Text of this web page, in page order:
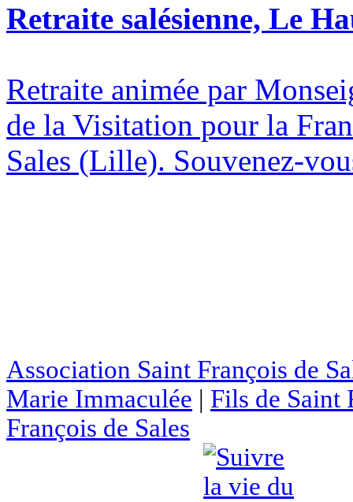
Retraite salésienne, Le
Retraite animée par
de la Visitation pour la
Sales (Lille). Souvenez-
Association Saint François de
Marie Immaculée | Fils de Saint
François de Sales